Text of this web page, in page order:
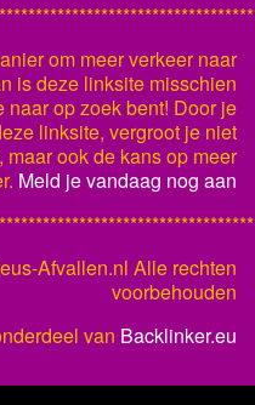
om meer verkeer naar
is deze linksite misschien
op zoek bent! Door je
linksite, vergroot je niet
ook de kans op meer
Meld je vandaag nog aan
Afvallen.nl Alle rechten
voorbehouden
van Backlinker.eu